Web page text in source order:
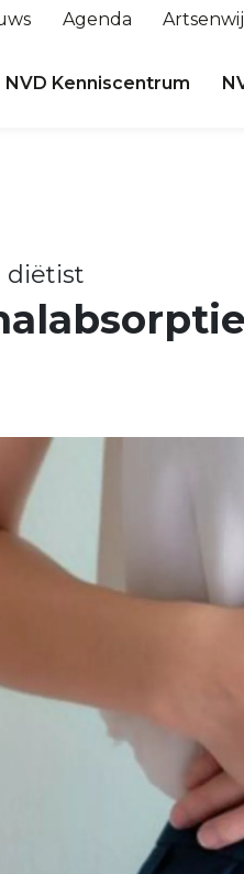
Agenda
NVD Kenniscentrum
diëtist